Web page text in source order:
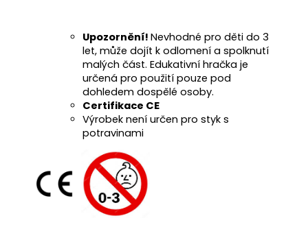
Upozornění! Nevhodné pro děti do 3
let, může dojít k odlomení a spolknutí
malých část. Edukativní hračka je
určená pro použití pouze pod
dohledem dospělé osoby.
Certifikace CE
Výrobek není určen pro styk s
potravinami